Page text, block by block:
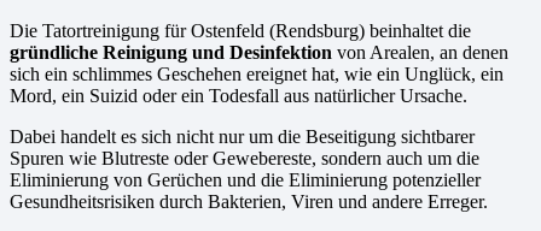
Die Tatortreinigung für Ostenfeld (Rendsburg) beinhaltet die
gründliche Reinigung und Desinfektion von Arealen, an denen
sich ein schlimmes Geschehen ereignet hat, wie ein Unglück, ein
Mord, ein Suizid oder ein Todesfall aus natürlicher Ursache.
Dabei handelt es sich nicht nur um die Beseitigung sichtbarer
Spuren wie Blutreste oder Gewebereste, sondern auch um die
Eliminierung von Gerüchen und die Eliminierung potenzieller
Gesundheitsrisiken durch Bakterien, Viren und andere Erreger.